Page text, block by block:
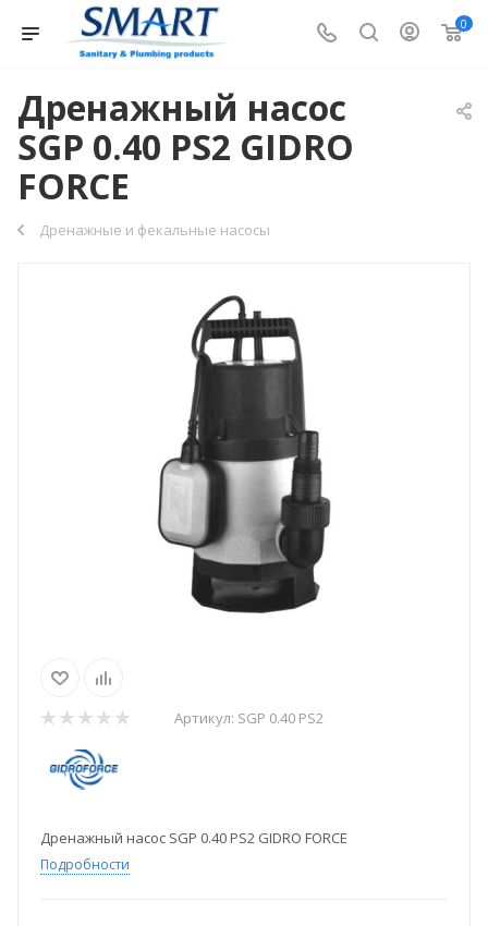
0
Дренажный насос
SGP 0.40 PS2 GIDRO
FORCE
Дренажные и фекальные насосы
Артикул: SGP 0.40 PS2
Дренажный насос SGP 0.40 PS2 GIDRO FORCE
Подробности